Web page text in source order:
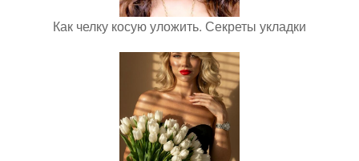
Как челку косую уложить. Секреты укладки